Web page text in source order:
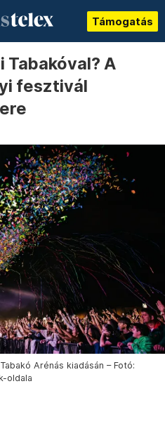
Támogatás
Tabakóval? A
fesztivál
Arénás kiadásán – Fotó:
oldala